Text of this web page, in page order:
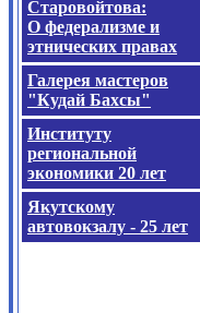
Старовойтова:
О федерализме и
этнических правах
Галерея мастеров
"Кудай Бахсы"
Институту
региональной
экономики 20 лет
Якутскому
автовокзалу - 25 лет